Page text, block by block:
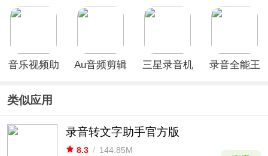
音乐视频助
Au音频剪辑
三星录音机
录音全能王
类似应用
录音转文字助手官方版
8.3 / 144.85M